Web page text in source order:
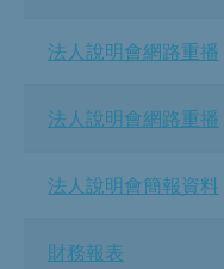
法人說明會網路重播
法人說明會網路重播
法人說明會簡報資料
財務報表